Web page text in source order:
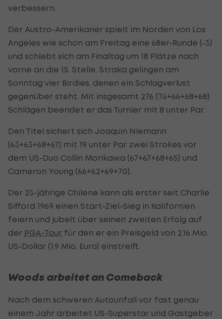
verbessern.
Der Austro-Amerikaner spielt im Norden von Los
Angeles wie schon am Freitag eine 68er-Runde (-3)
und schiebt sich am Finaltag um 18 Plätze nach
vorne an die 15. Stelle. Straka gelingen am
Sonntag vier Birdies, denen ein Schlagverlust
gegenüber steht. Mit insgesamt 276 (74+66+68+68)
Schlägen beendet er das Turnier mit 8 unter Par.
Den Titel sichert sich Joaquin Niemann
(63+63+68+67) mit 19 unter Par zwei Strokes vor
dem US-Duo Collin Morikawa (67+67+68+65) und
Cameron Young (66+62+69+70).
Der 23-jährige Chilene kann als erster seit Charlie
Sifford 1969 einen Start-Ziel-Sieg in Kalifornien
feiern und jubelt über seinen zweiten Erfolg auf
der PGA-Tour für den er ein Preisgeld von 2,16 Mio.
US-Dollar (1,9 Mio. Euro) einstreift.
Woods arbeitet an Comeback
Nach dem schweren Autounfall vor fast genau
einem Jahr arbeitet US-Superstar und Gastgeber